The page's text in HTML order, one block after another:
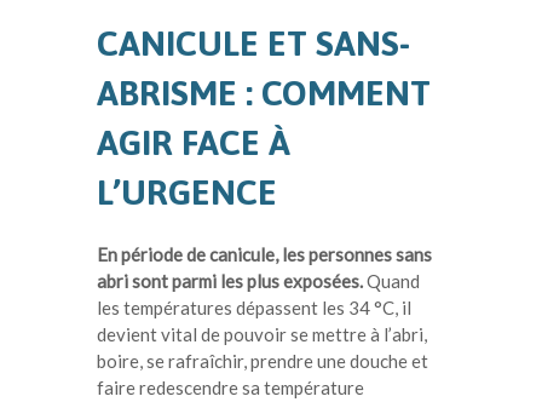
CANICULE ET SANS-
ABRISME : COMMENT
AGIR FACE À
L’URGENCE
En période de canicule, les personnes sans
abri sont parmi les plus exposées.Quand
les températures dépassent les 34 °C, il
devient vital de pouvoir se mettre à l’abri,
boire, se rafraîchir, prendre une douche et
faire redescendre sa température